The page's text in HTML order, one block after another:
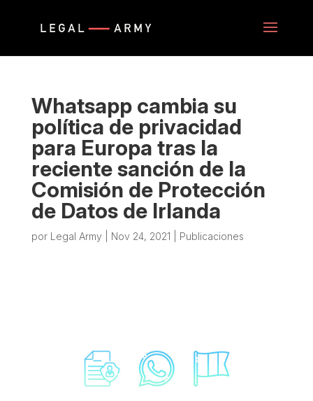
Whatsapp cambia su
política de privacidad
para Europa tras la
reciente sanción de la
Comisión de Protección
de Datos de Irlanda
por Legal Army Nov 24, 2021 Publicaciones